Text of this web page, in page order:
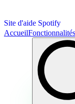
Site d'aide Spotify
Accueil